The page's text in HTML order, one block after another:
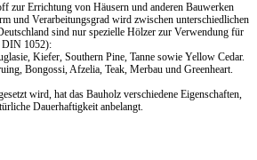
zur Errichtung von Häusern und anderen Bauwerken
und Verarbeitungsgrad wird zwischen unterschiedlichen
sind nur spezielle Hölzer zur Verwendung für
DIN 1052):
Kiefer, Southern Pine, Tanne sowie Yellow Cedar.
Bongossi, Afzelia, Teak, Merbau und Greenheart.
wird, hat das Bauholz verschiedene Eigenschaften,
Dauerhaftigkeit anbelangt.